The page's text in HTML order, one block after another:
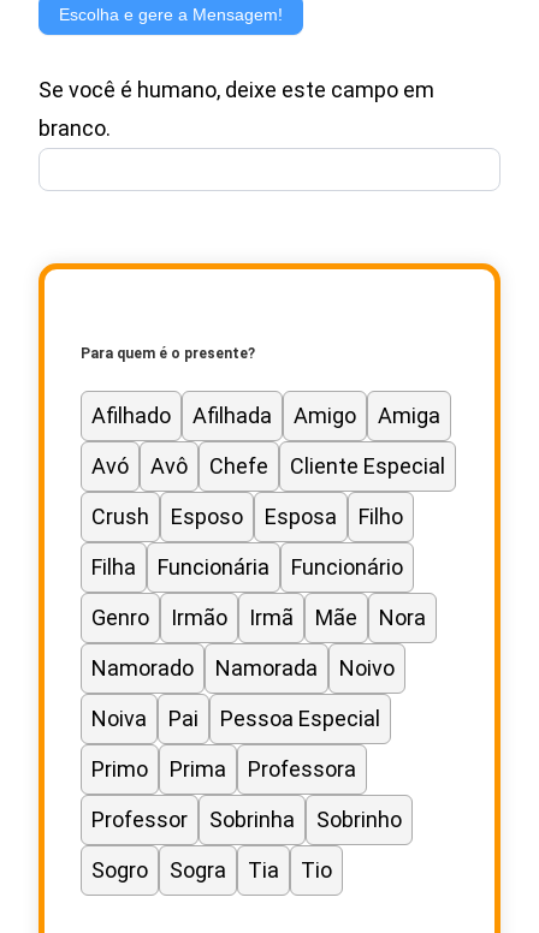
de
para
Cartão
Escolha e gere a Mensagem!
Se você é humano, deixe este campo em
branco.
Para quem é o presente?
Afilhado Afilhada Amigo
Amiga
Avó
Avô Chefe
Cliente Especial
Crush
Esposo Esposa
Filho
Filha
Funcionária
Funcionário
Genro
Irmão Irmã Mãe
Nora
Namorado
Namorada
Noivo
Noiva
Pai
Pessoa Especial
Primo
Prima
Professora
Professor
Sobrinha
Sobrinho
Sogro
Sogra Tia Tio